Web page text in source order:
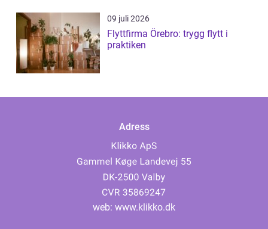
09 juli 2026
Flyttfirma Örebro: trygg flytt i
praktiken
Adress
web: www.klikko.dk